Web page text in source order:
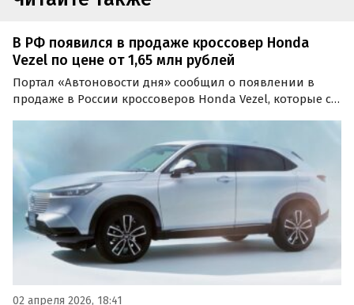
В РФ появился в продаже кроссовер Honda
Vezel по цене от 1,65 млн рублей
Портал «Автоновости дня» сообщил о появлении в
продаже в России кроссоверов Honda Vezel, которые с
классифайдов сейчас стартуют от 1 650 000 рублей.
02 апреля 2026, 18:41